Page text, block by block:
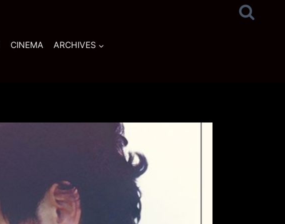
CINEMA ARCHIVES